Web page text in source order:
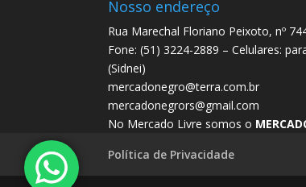
Nosso endereço
Rua Marechal Floriano Peixoto, nº
Fone: (51) 3224-2889 – Celulares:
(Sidnei)
mercadonegro@terra.com.br
mercadonegrors@gmail.com
No Mercado Livre somos o
Política de Privacidade